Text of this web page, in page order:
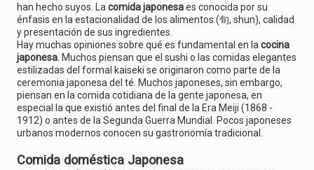
han hecho suyos. La comida japonesaes conocida por su
énfasis en la estacionalidad de los alimentos (旬, shun), calidad
y presentación de sus ingredientes.
Hay muchas opiniones sobre qué es fundamental en la cocina
japonesa . Muchos piensan que el sushi o las comidas elegantes
estilizadas del formal kaiseki se originaron como parte de la
ceremonia japonesa del té. Muchos japoneses, sin embargo,
piensan en la comida cotidiana de la gente japonesa, en
especial la que existió antes del final de la Era Meiji (1868 -
1912) o antes de la Segunda Guerra Mundial. Pocos japoneses
urbanos modernos conocen su gastronomía tradicional.
Comida doméstica Japonesa